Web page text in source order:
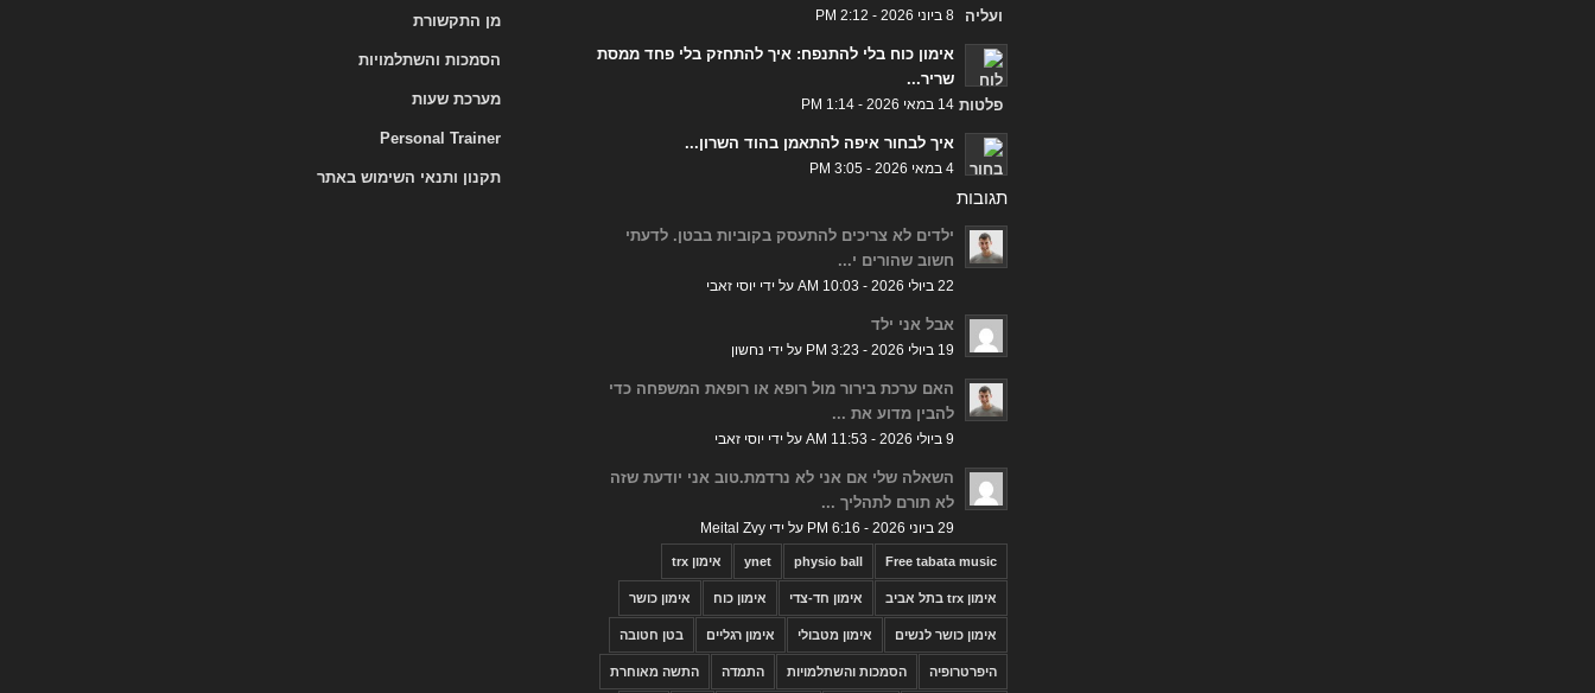
8 ביוני 2026 - 2:12 PM
אימון כוח בלי להתנפח: איך להתחזק בלי פחד ממסת
שריר...
14 במאי 2026 - 1:14 PM
איך לבחור איפה להתאמן בהוד השרון...
4 במאי 2026 - 3:05 PM
תגובות
ילדים לא צריכים להתעסק בקוביות בבטן. לדעתי
חשוב שהורים י...
22 ביולי 2026 - 10:03 AM על ידי יוסי זאבי
אבל אני ילד
19 ביולי 2026 - 3:23 PM על ידי נחשון
האם ערכת בירור מול רופא או רופאת המשפחה כדי
להבין מדוע את ...
9 ביולי 2026 - 11:53 AM על ידי יוסי זאבי
השאלה שלי אם אני לא נרדמת.טוב אני יודעת שזה
לא תורם לתהליך ...
29 ביוני 2026 - 6:16 PM על ידי Meital Zvy
Free tabata music
physio ball
ynet אימון trx
אימון trx בתל אביב אימון חד-צדי אימון כוח אימון כושר
אימון כושר לנשים אימון מטבולי אימון רגליים בטן חטובה
היפרטרופיה הסמכות והשתלמויות התמדה התשה מאוחרת
מן התקשורת
הסמכות והשתלמויות
מערכת שעות
Personal Trainer
תקנון ותנאי השימוש באתר